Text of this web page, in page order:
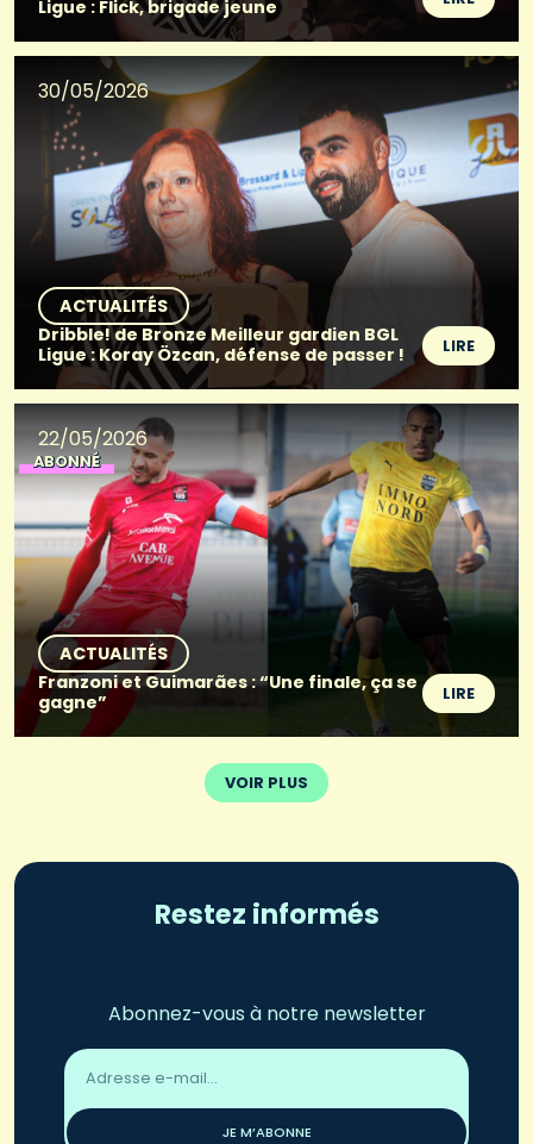
Ligue : Flick, brigade jeune
30/05/2026
ACTUALITÉS
Dribble! de Bronze Meilleur gardien BGL
Ligue : Koray Özcan, défense de passer !
LIRE
22/05/2026
ABONNÉ
ACTUALITÉS
Franzoni et Guimarães : “Une finale, ça se
gagne”
LIRE
VOIR PLUS
Restez informés
Abonnez-vous à notre newsletter
Adresse
email
JE M’ABONNE